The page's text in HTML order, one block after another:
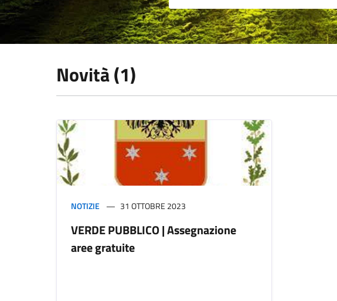
Novità (1)
NOTIZIE 31 OTTOBRE 2023
VERDE PUBBLICO | Assegnazione
aree gratuite